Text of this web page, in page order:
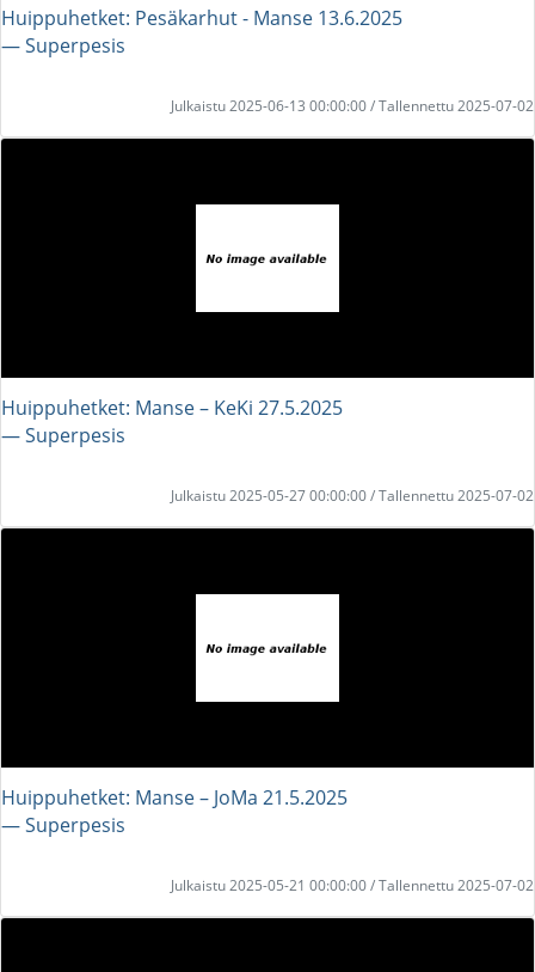
Huippuhetket: Pesäkarhut - Manse 13.6.2025
― Superpesis
Julkaistu 2025-06-13 00:00:00 / Tallennettu 2025-07-02
Huippuhetket: Manse – KeKi 27.5.2025
― Superpesis
Julkaistu 2025-05-27 00:00:00 / Tallennettu 2025-07-02
Huippuhetket: Manse – JoMa 21.5.2025
― Superpesis
Julkaistu 2025-05-21 00:00:00 / Tallennettu 2025-07-02